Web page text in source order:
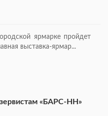
ярмарке пройдет
выставка-ярмар...
«БАРС-НН»